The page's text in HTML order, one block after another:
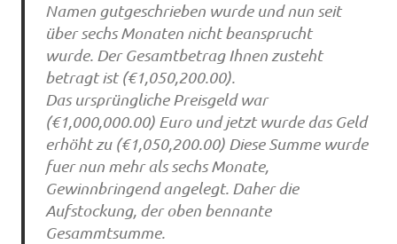
Namen gutgeschrieben wurde und nun seit
über sechs Monaten nicht beansprucht
wurde. Der Gesamtbetrag Ihnen zusteht
betragt ist (€1,050,200.00).
Das ursprüngliche Preisgeld war
(€1,000,000.00) Euro und jetzt wurde das Geld
erhöht zu (€1,050,200.00) Diese Summe wurde
fuer nun mehr als sechs Monate,
Gewinnbringend angelegt. Daher die
Aufstockung, der oben bennante
Gesammtsumme.